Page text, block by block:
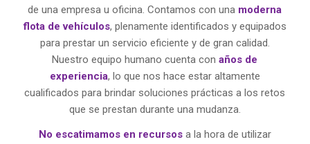
de una empresa u oficina. Contamos con una moderna
flota de vehículos, plenamente identificados y equipados
para prestar un servicio eficiente y de gran calidad.
Nuestro equipo humano cuenta conaños de
experiencia, lo que nos hace estar altamente
cualificados para brindar soluciones prácticas a los retos
que se prestan durante una mudanza.
No escatimamos en recursosa la hora de utilizar